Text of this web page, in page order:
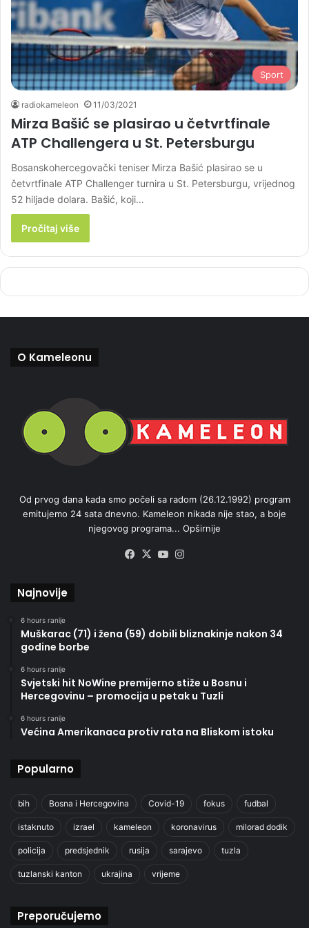
Sport
radiokameleon 11/03/2021
Mirza Bašić se plasirao u četvrtfinale
ATP Challengera u St. Petersburgu
Bosanskohercegovački teniser Mirza Bašić plasirao se u
četvrtfinale ATP Challenger turnira u St. Petersburgu, vrijednog
52 hiljade dolara. Bašić, koji…
Pročitaj više
O Kameleonu
Od prvog dana kada smo počeli sa radom (26.12.1992) program
emitujemo 24 sata dnevno. Kameleon nikada nije stao, a boje
njegovog programa... Opširnije
Facebook
X YouTube
Najnovije
6 hours ranije
Muškarac (71) i žena (59) dobili bliznakinje nakon 34
godine borbe
6 hours ranije
Svjetski hit NoWine premijerno stiže u Bosnu i
Hercegovinu – promocija u petak u Tuzli
6 hours ranije
Većina Amerikanaca protiv rata na Bliskom istoku
Popularno
bih Bosna i Hercegovina Covid-19 fokus fudbal
istaknuto izrael kameleon koronavirus milorad dodik
policija predsjednik rusija sarajevo tuzla
tuzlanski kanton ukrajina vrijeme
Preporučujemo